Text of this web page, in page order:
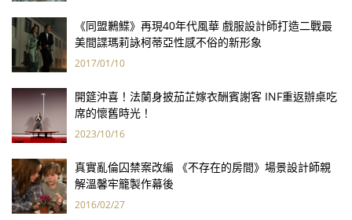
《同盟鶼鰈》再現40年代風華 戲服設計師打造二戰最
美間諜瑪莉詠柯蒂亞性感不俗的新形象
2017/01/10
開筵沖喜！法蘭身披茄芷嫁衣酬賓謝客 INF重返辦桌吃
席的懷舊時光！
2023/10/16
真實亂倫囚禁案改編 《不存在的房間》場景設計師親
解溫馨牢籠製作幕後
2016/02/27